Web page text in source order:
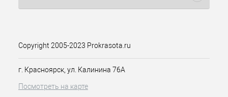
Copyright 2005-2023 Prokrasota.ru
г. Красноярск, ул. Калинина 76А
Посмотреть на карте